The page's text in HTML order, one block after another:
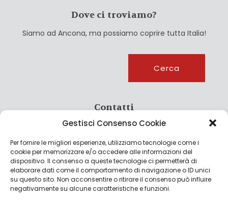
Gestisci Consenso Cookie
Per fornire le migliori esperienze, utilizziamo tecnologie come i
cookie per memorizzare e/o accedere alle informazioni del
dispositivo. Il consenso a queste tecnologie ci permetterà di
elaborare dati come il comportamento di navigazione o ID unici
su questo sito. Non acconsentire o ritirare il consenso può influire
negativamente su alcune caratteristiche e funzioni.
Dove ci troviamo?
Siamo ad Ancona, ma possiamo coprire tutta Italia!
Cerca
Contatti
info@culturagroalimentare.com
Note legali
Privacy Policy